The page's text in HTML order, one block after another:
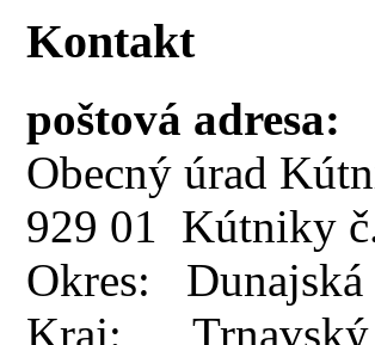
Kontakt
poštová adresa:
Obecný úrad
929 01 Kútniky
Okres: Dunajská
Kraj: Trnavský